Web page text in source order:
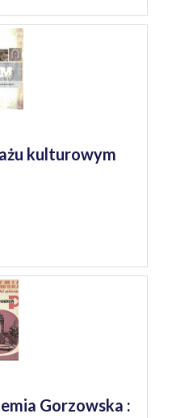
kulturowym
Gorzowska :